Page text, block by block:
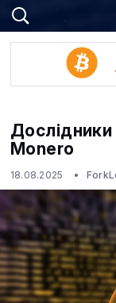
Дослідники
Monero
18.08.2025